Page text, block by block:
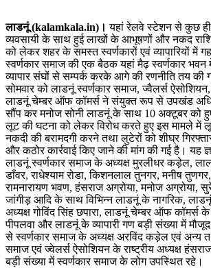
लाडनूं (kalamkala.in)। यहां रेलवे स्टेशन से कुछ ही
व्यवसायी के साथ हुई लाखों के आभूषणों और नकद
को लेकर शहर के समस्त स्वर्णकारों एवं व्यापारियों में
स्वर्णकार समाज की एक बैठक यहां मैढ़ स्वर्णकार
व्यापार संघों से सम्पर्क करके आगे की रणनीति तय
सोमवार को लाडनूं स्वर्णकार समाज, ज्वैलर्स
लाडनूं चेम्बर ऑफ कॉमर्स ने संयुक्त रूप से उपखंड
सौंप कर मनोज सोनी लाडनूं के साथ 10 अक्टूबर को
लूट की घटना को लेकर विरोध करते हुए इस मामले में
नकदी की बरामदगी करने तथा लुटेरों को शीघ्र
और कठोर कार्रवाई किए जाने की मांग की गई है। यह
लाडनूं स्वर्णकार समाज के अध्यक्ष मुरलीधर कड़ेल,
डाँवर, राधेश्याम रोडा, किशनलाल तुनगर, मनीष
रामनारायण भवण, हंसराज अग्रोया, मनोज अग्रोया,
जांगीड़ आदि के साथ विभिन्न लाडनूं के नागरिक,
अध्यक्ष गोविंद सिंह छपारा, लाडनूं चेम्बर ऑफ कॉमर्स
पीपलवा और लाडनूं के व्यापारी गण बड़ी संख्या में
से स्वर्णकार समाज के अध्यक्ष अरविंद कड़ेल एवं अन्य
समाज एवं ज्वेलर्स ऐसोशियन के राष्ट्रीय अध्यक्ष
बड़ी संख्या में स्वर्णकार समाज के लोग उपस्थित रहे।